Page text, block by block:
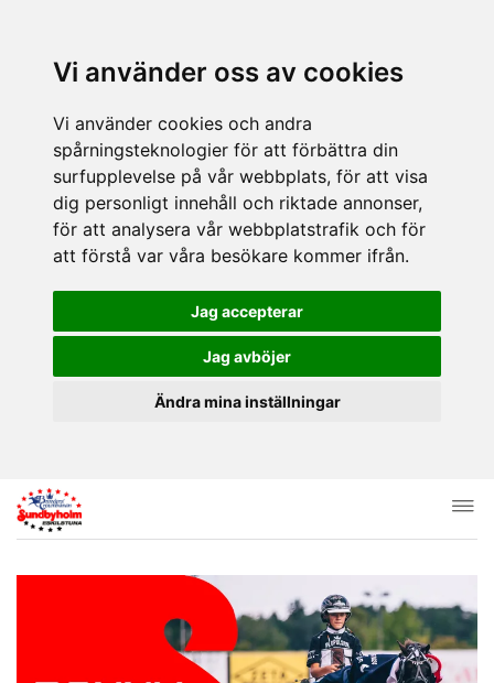
Vi använder oss av cookies
Vi använder cookies och andra
spårningsteknologier för att förbättra din
surfupplevelse på vår webbplats, för att visa
dig personligt innehåll och riktade annonser,
för att analysera vår webbplatstrafik och för
att förstå var våra besökare kommer ifrån.
Jag accepterar
Jag avböjer
Ändra mina inställningar